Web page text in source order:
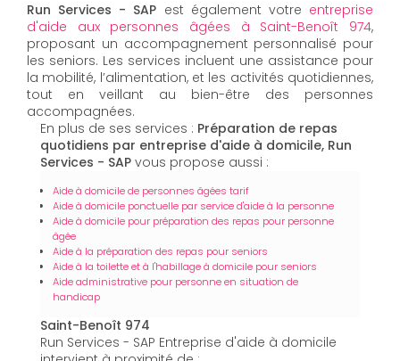
Run Services - SAP est également votre entreprise
d'aide aux personnes âgées à Saint-Benoît 974,
proposant un accompagnement personnalisé pour
les seniors. Les services incluent une assistance pour
la mobilité, l’alimentation, et les activités quotidiennes,
tout en veillant au bien-être des personnes
accompagnées.
En plus de ses services : Préparation de repas
quotidiens par entreprise d'aide à domicile, Run
Services - SAP vous propose aussi :
Aide à domicile de personnes âgées tarif
Aide à domicile ponctuelle par service d'aide à la personne
Aide à domicile pour préparation des repas pour personne
âgée
Aide à la préparation des repas pour seniors
Aide à la toilette et à l'habillage à domicile pour seniors
Aide administrative pour personne en situation de
handicap
Saint-Benoît 974
Run Services - SAP Entreprise d'aide à domicile